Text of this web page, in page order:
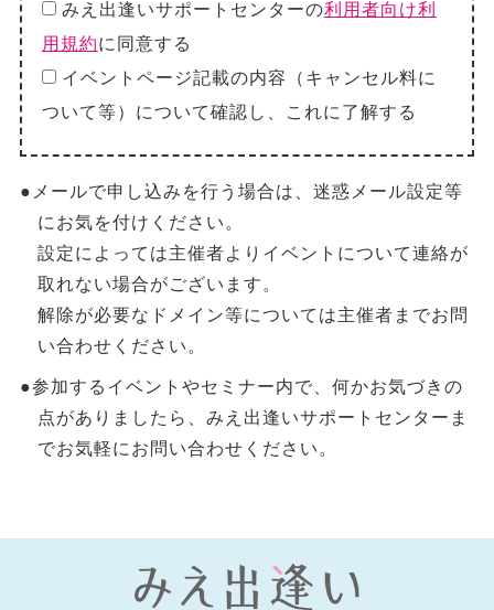
みえ出逢いサポートセンターの利用者向け利
用規約に同意する
イベントページ記載の内容（キャンセル料に
ついて等）について確認し、これに了解する
●メールで申し込みを行う場合は、迷惑メール設定等
にお気を付けください。
設定によっては主催者よりイベントについて連絡が
取れない場合がございます。
解除が必要なドメイン等については主催者までお問
い合わせください。
●参加するイベントやセミナー内で、何かお気づきの
点がありましたら、みえ出逢いサポートセンターま
でお気軽にお問い合わせください。